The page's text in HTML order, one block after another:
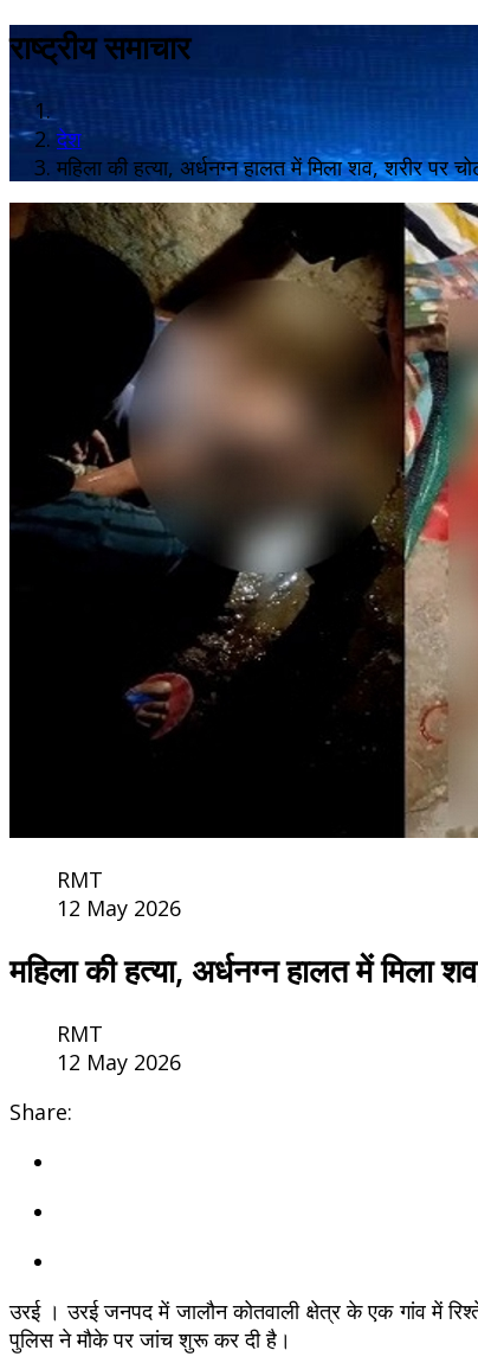
राष्ट्रीय समाचार
देश
महिला की हत्या, अर्धनग्न हालत में मिला शव, शरीर पर
RMT
12 May 2026
महिला की हत्या, अर्धनग्न हालत में मिला
RMT
12 May 2026
Share:
उरई । उरई जनपद में जालौन कोतवाली क्षेत्र के एक गांव में
पुलिस ने मौके पर जांच शुरू कर दी है।